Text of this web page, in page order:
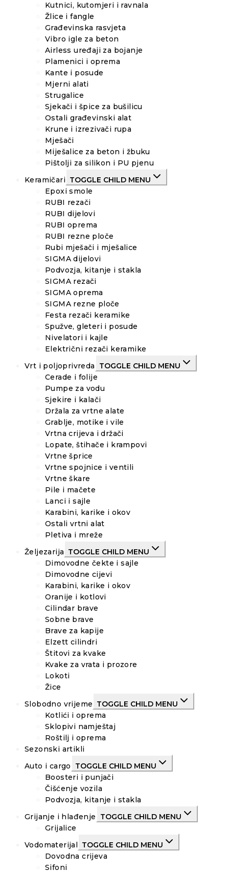
Kutnici, kutomjeri i ravnala
Žlice i fangle
Građevinska rasvjeta
Vibro igle za beton
Airless uređaji za bojanje
Plamenici i oprema
Kante i posude
Mjerni alati
Strugalice
Sjekači i špice za bušilicu
Ostali građevinski alat
Krune i izrezivači rupa
Mješači
Miješalice za beton i žbuku
Pištolji za silikon i PU pjenu
Keramičari TOGGLE CHILD MENU
Epoxi smole
RUBI rezači
RUBI dijelovi
RUBI oprema
RUBI rezne ploče
Rubi mješači i mješalice
SIGMA dijelovi
Podvozja, kitanje i stakla
SIGMA rezači
SIGMA oprema
SIGMA rezne ploče
Festa rezači keramike
Spužve, gleteri i posude
Nivelatori i kajle
Električni rezači keramike
Vrt i poljoprivreda
TOGGLE CHILD MENU
Cerade i folije
Pumpe za vodu
Sjekire i kalači
Držala za vrtne alate
Grablje, motike i vile
Vrtna crijeva i držači
Lopate, štihače i krampovi
Vrtne šprice
Vrtne spojnice i ventili
Vrtne škare
Pile i mačete
Lanci i sajle
Karabini, karike i okov
Ostali vrtni alat
Pletiva i mreže
Željezarija TOGGLE CHILD MENU
Dimovodne čekte i sajle
Dimovodne cijevi
Karabini, karike i okov
Oranije i kotlovi
Cilindar brave
Sobne brave
Brave za kapije
Elzett cilindri
Štitovi za kvake
Kvake za vrata i prozore
Lokoti
Žice
Slobodno vrijeme TOGGLE CHILD MENU
Kotlići i oprema
Sklopivi namještaj
Roštilj i oprema
Sezonski artikli
Auto i cargo
TOGGLE CHILD MENU
Boosteri i punjači
Čišćenje vozila
Podvozja, kitanje i stakla
Grijanje i hlađenje
TOGGLE CHILD MENU
Grijalice
Vodomaterijal
TOGGLE CHILD MENU
Dovodna crijeva
Sifoni